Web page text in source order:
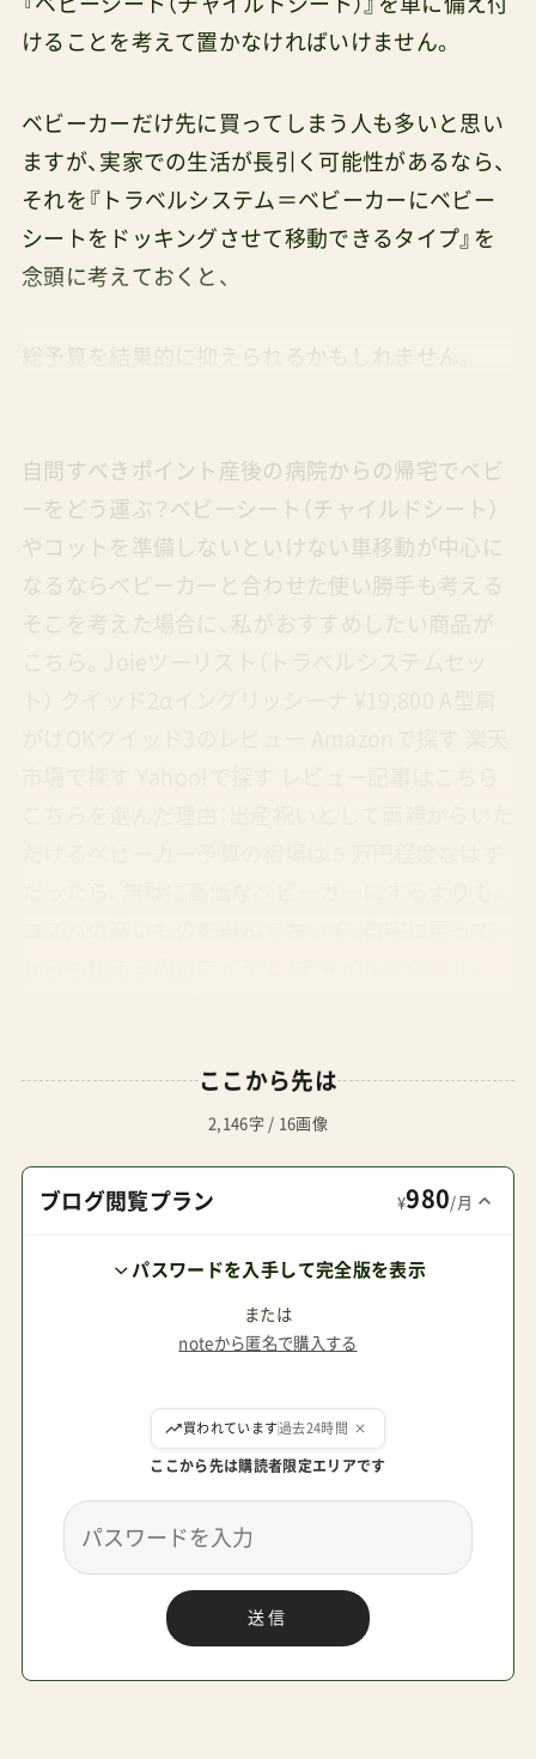
けることを考えて置かなければいけません。
ベビーカーだけ先に買ってしまう人も多いと思い
ますが、実家での生活が長引く可能性があるなら、
それを『トラベルシステム＝ベビーカーにベビー
シートをドッキングさせて移動できるタイプ』を
念頭に考えておくと、
総予算を結果的に抑えられるかもしれません。
自問すべきポイント産後の病院からの帰宅でベビ
ーをどう運ぶ？ベビーシート（チャイルドシート）
やコットを準備しないといけない車移動が中心に
なるならベビーカーと合わせた使い勝手も考える
理人はおすすめするが、１歳半を超えるとやは窮
屈に感じてくるはずで、その頃には夫婦で新しく
円）これなら、実家での育児も超便利に過ごせる
婦に感謝される・感謝しよう）、どうせその頃（１歳
半以降～）には様々この特長が出てきているライ
フスタイルにあわせて買い直しになるはずのセカ
て探すことができるというメリットがあります。
セカンドベビーカーのおすすめはJeepとか。下記
の記事も参考に。 JisforJeepB型ベビーカーアド
ベンチャー Jeep ¥16,034 B型（C型）ベビーカー卒
業リクライニングなしアドベンチャーのレビュー
Amazonで探す 楽天市場で探す Yahoo!で探す ア
ここから先は
2,146字 / 16画像
ブログ閲覧プラン ¥980/月
パスワードを入手して完全版を表示
または
noteから匿名で購入する
ここから先は購読者限定エリアです
送信